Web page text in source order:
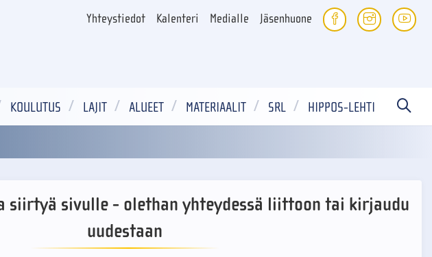
Yhteystiedot Kalenteri Medialle Jäsenhuone
KOULUTUS LAJIT ALUEET MATERIAALIT SRL HIPPOS-LEHTI
siirtyä sivulle - olethan yhteydessä liittoon tai kirjaudu
uudestaan